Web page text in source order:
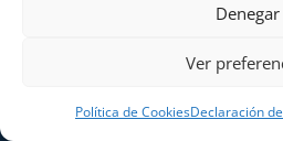
Denegar
Ver
Política de CookiesDeclaración